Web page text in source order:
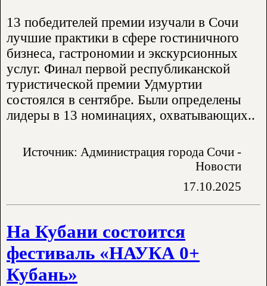
13 победителей премии изучали в Сочи
лучшие практики в сфере гостиничного
бизнеса, гастрономии и экскурсионных
услуг. Финал первой республиканской
туристической премии Удмуртии
состоялся в сентябре. Были определены
лидеры в 13 номинациях, охватывающих..
Источник: Администрация города Сочи -
Новости
17.10.2025
На Кубани состоится
фестиваль «НАУКА 0+
Кубань»